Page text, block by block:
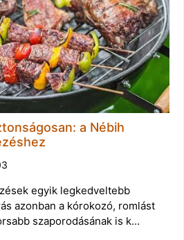
a Nébih
egyik legkedveltebb
azonban a kórokozó, romlást
szaporodásának is k…